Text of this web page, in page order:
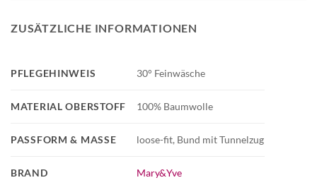
ZUSÄTZLICHE INFORMATIONEN
BRAND Mary&Yve
PFLEGEHINWEIS 30° Feinwäsche
MATERIAL OBERSTOFF 100% Baumwolle
PASSFORM & MASSE loose-fit, Bund mit Tunnelzug